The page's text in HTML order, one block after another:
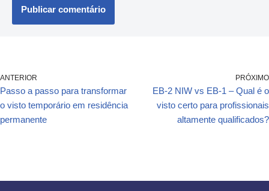
ANTERIOR
Passo a passo para transformar
o visto temporário em residência
permanente
PRÓXIMO
EB-2 NIW vs EB-1 – Qual é o
visto certo para profissionais
altamente qualificados?